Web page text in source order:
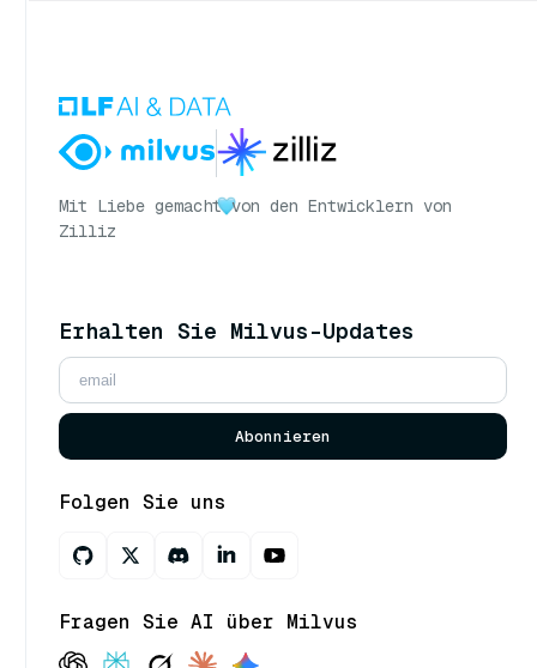
Mit Liebe gemacht von den Entwicklern von
Zilliz
Erhalten Sie Milvus-Updates
Abonnieren
Folgen Sie uns
Fragen Sie AI über Milvus